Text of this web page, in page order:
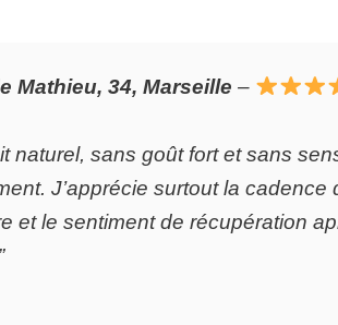
Mathieu, 34, Marseille –
naturel, sans goût fort et sans
J’apprécie surtout la cadence
et le sentiment de récupération